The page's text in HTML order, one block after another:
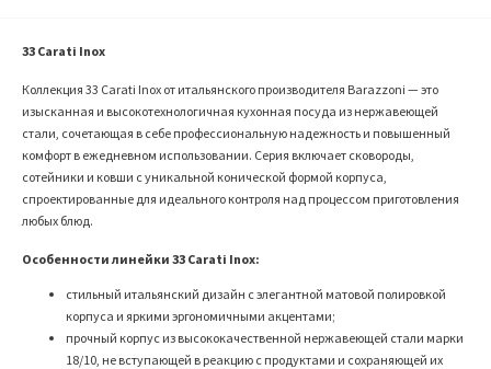
33 Carati Inox
Коллекция 33 Carati Inox от итальянского производителя Barazzoni — это
изысканная и высокотехнологичная кухонная посуда из нержавеющей
стали, сочетающая в себе профессиональную надежность и повышенный
комфорт в ежедневном использовании. Серия включает сковороды,
сотейники и ковши с уникальной конической формой корпуса,
спроектированные для идеального контроля над процессом приготовления
любых блюд.
Особенности линейки 33 Carati Inox:
стильный итальянский дизайн с элегантной матовой полировкой
корпуса и яркими эргономичными акцентами;
прочный корпус из высококачественной нержавеющей стали марки
18/10, не вступающей в реакцию с продуктами и сохраняющей их